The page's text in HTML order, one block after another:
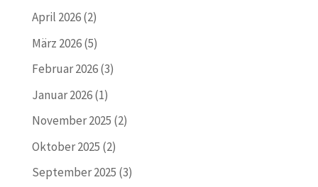
April 2026(2)
März 2026(5)
Februar 2026(3)
Januar 2026(1)
November 2025 (2)
Oktober 2025 (2)
September 2025 (3)